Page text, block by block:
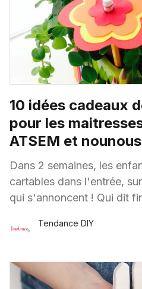
10 idées cadeaux
pour les
ATSEM et nounous
Dans 2 semaines, les
cartables dans l'entrée,
qui s'annoncent ! Qui dit
Tendance DIY